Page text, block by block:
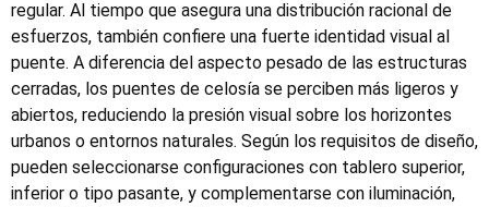
regular. Al tiempo que asegura una distribución racional de
esfuerzos, también confiere una fuerte identidad visual al
puente. A diferencia del aspecto pesado de las estructuras
cerradas, los puentes de celosía se perciben más ligeros y
abiertos, reduciendo la presión visual sobre los horizontes
urbanos o entornos naturales. Según los requisitos de diseño,
pueden seleccionarse configuraciones con tablero superior,
inferior o tipo pasante, y complementarse con iluminación,